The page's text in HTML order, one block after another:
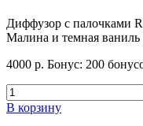
Диффузор с палочками
Малина и темная ваниль
4000 р. Бонус: 200
В корзину